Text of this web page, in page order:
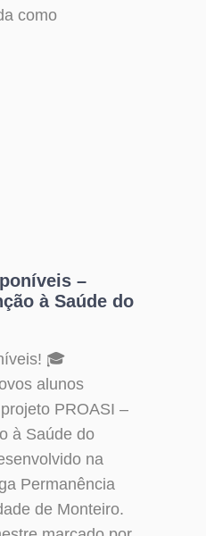
como
–
à Saúde do
🎓
alunos
PROASI –
à Saúde do
na
Permanência
de Monteiro.